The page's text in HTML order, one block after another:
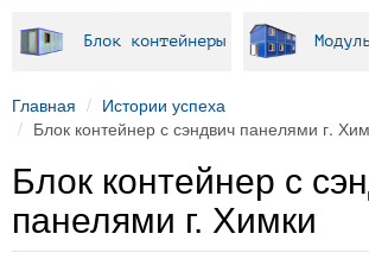
Блок контейнеры
Главная
Истории успеха
Блок контейнер с сэндвич панелями г.
Блок контейнер с
панелями г. Химки